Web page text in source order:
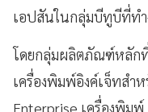
เอปสันในกลุ่มบีทูบีที่ทำ
โดยกลุ่มผลิตภัณฑ์หลัก
เครื่องพิมพ์อิงค์เจ็ทสำ
Enterprise เครื่องพิม